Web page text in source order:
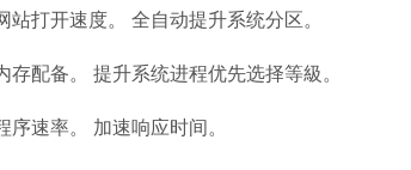
打开速度。 全自动提升系统分区。
配备。 提升系统进程优先选择等級。
速率。 加速响应时间。